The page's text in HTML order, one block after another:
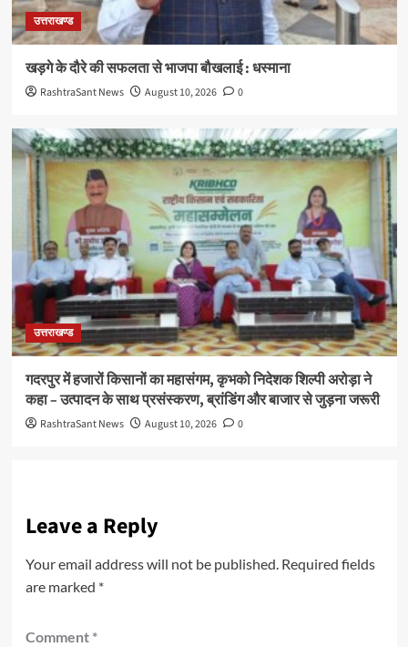
उत्तराखण्ड
खड़गे के दौरे की सफलता से भाजपा बौखलाई : धस्माना
RashtraSant News August 10, 2026 0
उत्तराखण्ड
गदरपुर में हजारों किसानों का महासंगम, कृभको निदेशक शिल्पी अरोड़ा ने
कहा – उत्पादन के साथ प्रसंस्करण, ब्रांडिंग और बाजार से जुड़ना जरूरी
RashtraSant News August 10, 2026 0
Leave a Reply
Your email address will not be published. Required fields
are marked *
Comment *